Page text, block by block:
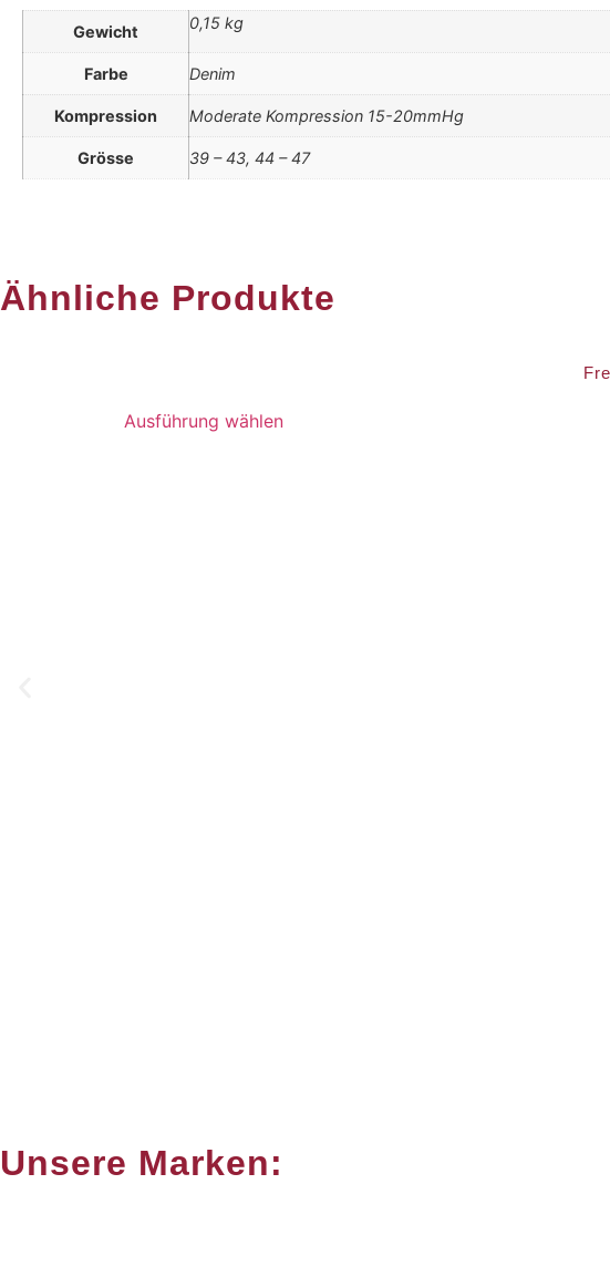
Gewicht 0,15 kg
Farbe Denim
Kompression Moderate Kompression 15-20mmHg
Grösse 39 – 43, 44 – 47
Ähnliche Produkte
Ausführung wählen
Unsere Marken: